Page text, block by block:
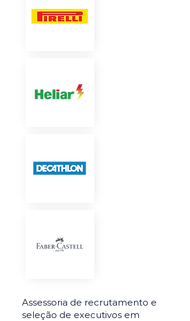
Assessoria de recrutamento e
seleção de executivos em